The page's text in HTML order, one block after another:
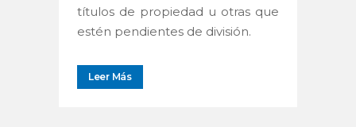
títulos de propiedad u otras que
estén pendientes de división.
Leer Más